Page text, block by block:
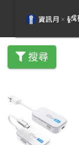
搜尋